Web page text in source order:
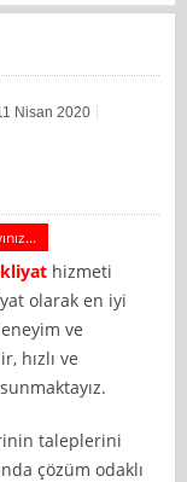
Nisan 2020
hizmeti
olarak en iyi
ve
hızlı ve
taleplerini
çözüm odaklı